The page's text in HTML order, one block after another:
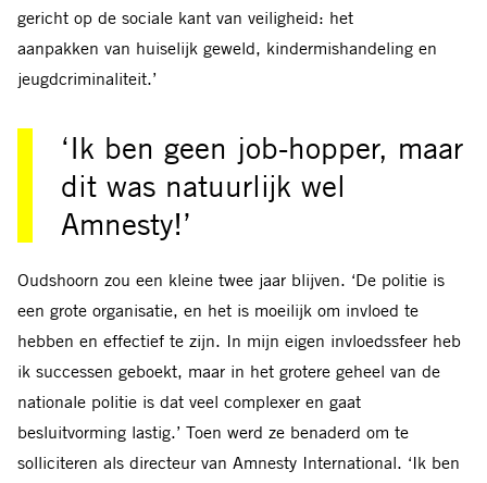
gericht op de sociale kant van veiligheid: het
aanpakken van huiselijk geweld, kindermishandeling en
jeugdcriminaliteit.’
‘Ik ben geen job-hopper, maar
dit was natuurlijk wel
Amnesty!’
Oudshoorn zou een kleine twee jaar blijven. ‘De politie is
een grote organisatie, en het is moeilijk om invloed te
hebben en effectief te zijn. In mijn eigen invloedssfeer heb
ik successen geboekt, maar in het grotere geheel van de
nationale politie is dat veel complexer en gaat
besluitvorming lastig.’ Toen werd ze benaderd om te
solliciteren als directeur van Amnesty International. ‘Ik ben